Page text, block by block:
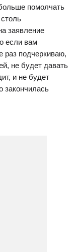
помолчать
заявление
если вам
раз подчеркиваю,
не будет давать
и не будет
закончилась